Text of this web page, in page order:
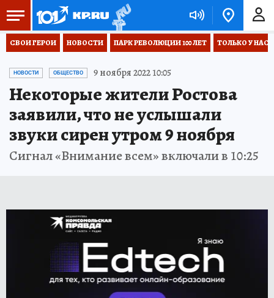
СВОИ ГЕРОИ НОВОСТИ ПАРК РЕВОЛЮЦИИ 100 ЛЕТ ТОЛЬКО У НАС
НОВОСТИ ОБЩЕСТВО 9 ноября 2022 10:05
Некоторые жители Ростова
заявили, что не услышали
звуки сирен утром 9 ноября
Сигнал «Внимание всем» включали в 10:25